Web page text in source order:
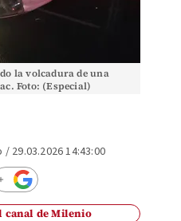
la volcadura de una
Foto: (Especial)
/ 29.03.2026 14:43:00
canal de Milenio